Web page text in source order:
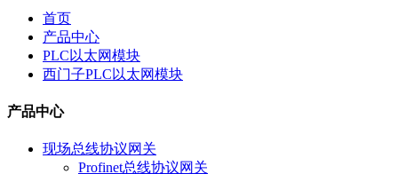
首页
产品中心
PLC以太网模块
西门子PLC以太网模块
产品中心
现场总线协议网关
Profinet总线协议网关